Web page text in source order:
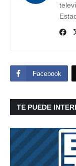
Facebook
TE PUEDE